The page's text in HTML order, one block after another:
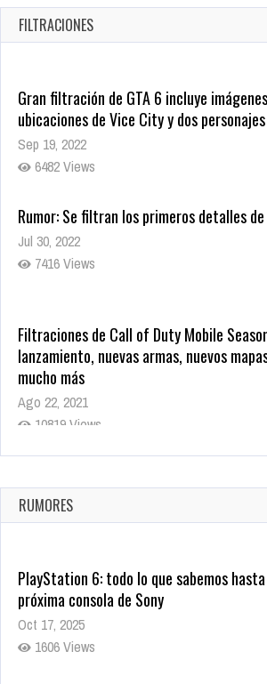
Oct 22, 2025
1337 Views
FILTRACIONES
Gran filtración de GTA 6 incluye
ubicaciones de Vice City y dos
Sep 19, 2022
6482 Views
Rumor: Se filtran los primeros detalles
Jul 30, 2022
7416 Views
Filtraciones de Call of Duty Mobile
lanzamiento, nuevas armas, nuevos
mucho más
Ago 22, 2021
10819 Views
La configuración de Call of Duty 2021
Ago 8, 2021
10004 Views
RUMORES
PlayStation 6: todo lo que sabemos
próxima consola de Sony
Oct 17, 2025
1606 Views